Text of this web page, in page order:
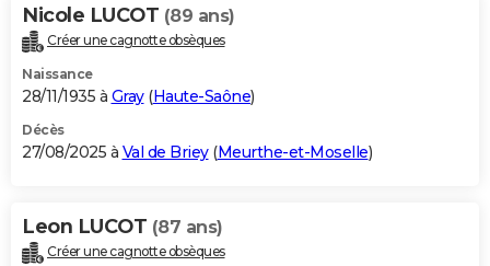
Nicole LUCOT (89 ans)
Créer une cagnotte obsèques
Naissance
28/11/1935 à Gray(Haute-Saône)
Décès
27/08/2025 à Val de Briey(Meurthe-et-Moselle)
Leon LUCOT (87 ans)
Créer une cagnotte obsèques